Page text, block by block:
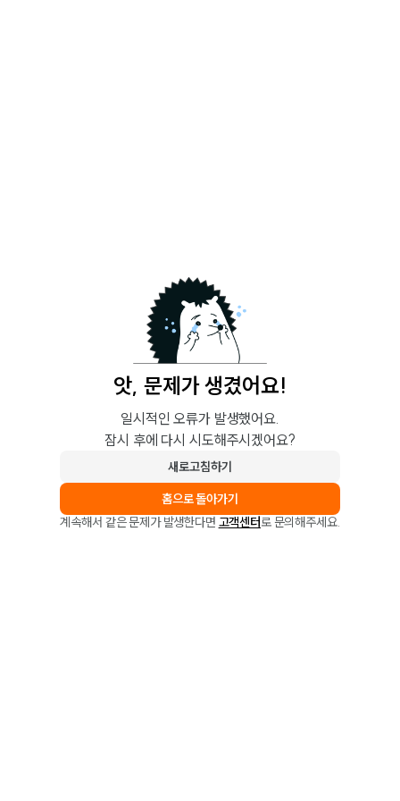
앗, 문제가 생겼어요!
일시적인 오류가 발생했어요.
잠시 후에 다시 시도해주시겠어요?
새로고침하기
홈으로 돌아가기
계속해서 같은 문제가 발생한다면 고객센터로 문의해주세요.